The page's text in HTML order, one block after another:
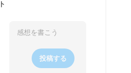
投稿する